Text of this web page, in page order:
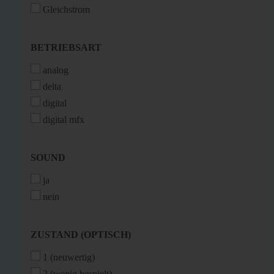
Gleichstrom
BETRIEBSART
BETRIEBSART
analog
delta
digital
digital mfx
SOUND
SOUND
ja
nein
ZUSTAND
ZUSTAND (OPTISCH)
1 (neuwertig)